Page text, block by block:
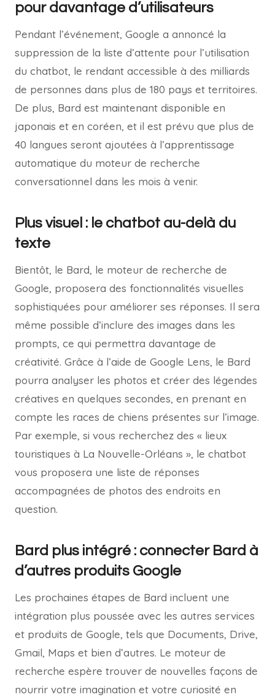
pour davantage d’utilisateurs
Pendant l’événement, Google a annoncé la
suppression de la liste d’attente pour l’utilisation
du chatbot, le rendant accessible à des milliards
de personnes dans plus de 180 pays et territoires.
De plus, Bard est maintenant disponible en
japonais et en coréen, et il est prévu que plus de
40 langues seront ajoutées à l’apprentissage
automatique du moteur de recherche
conversationnel dans les mois à venir.
Plus visuel : le chatbot au-delà du
texte
Bientôt, le Bard, le moteur de recherche de
Google, proposera des fonctionnalités visuelles
sophistiquées pour améliorer ses réponses. Il sera
même possible d’inclure des images dans les
prompts, ce qui permettra davantage de
créativité. Grâce à l’aide de Google Lens, le Bard
pourra analyser les photos et créer des légendes
créatives en quelques secondes, en prenant en
compte les races de chiens présentes sur l’image.
Par exemple, si vous recherchez des « lieux
touristiques à La Nouvelle-Orléans », le chatbot
vous proposera une liste de réponses
accompagnées de photos des endroits en
question.
Bard plus intégré : connecter Bard à
d’autres produits Google
Les prochaines étapes de Bard incluent une
intégration plus poussée avec les autres services
et produits de Google, tels que Documents, Drive,
Gmail, Maps et bien d’autres. Le moteur de
recherche espère trouver de nouvelles façons de
nourrir votre imagination et votre curiosité en